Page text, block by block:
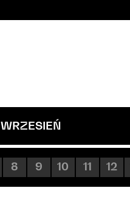
WRZESIEŃ
8 9 10 11 12